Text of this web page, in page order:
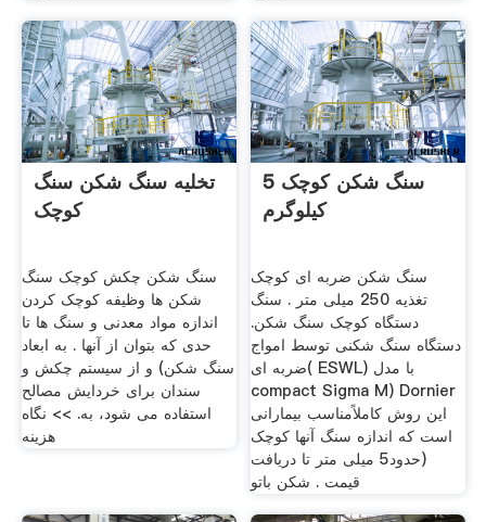
تخلیه سنگ شکن سنگ
کوچک
سنگ شکن چکش کوچک سنگ
شکن ها وظیفه کوچک کردن
اندازه مواد معدنی و سنگ ها تا
حدی که بتوان از آنها . به ابعاد
سنگ شکن) و از سیستم چکش و
سندان برای خردایش مصالح
استفاده می شود، به. >> نگاه
هزینه
سنگ شکن کوچک 5
کیلوگرم
سنگ شکن ضربه ای کوچک
تغذیه 250 میلی متر . سنگ
دستگاه کوچک سنگ شکن.
دستگاه سنگ شکنی توسط امواج
ضربه ای( ESWL) با مدل
compact Sigma M) Dornier
این روش کاملاًمناسب بیمارانی
است که اندازه سنگ آنها کوچک
(حدود5 میلی متر تا دریافت
قیمت . شکن باتو